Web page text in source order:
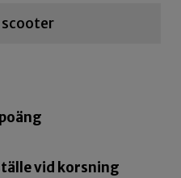
scooter
vid korsning